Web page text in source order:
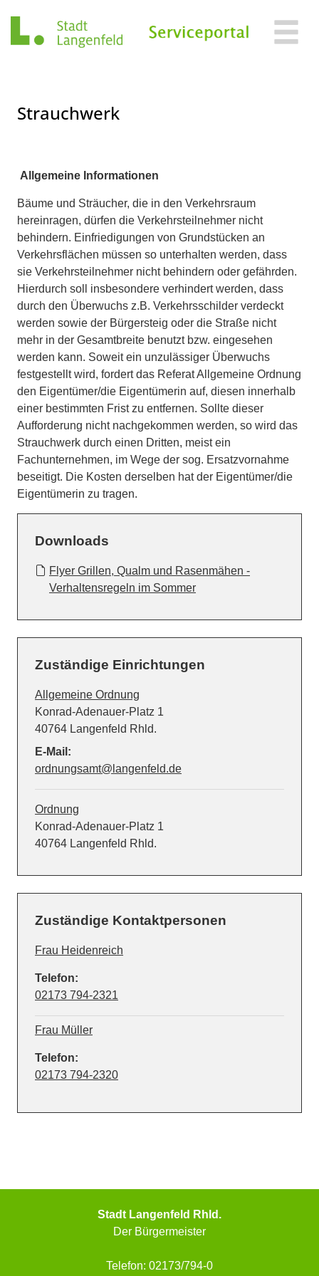
Strauchwerk
Beschreibung
Allgemeine Informationen
Bäume und Sträucher, die in den Verkehrsraum
hereinragen, dürfen die Verkehrsteilnehmer nicht
behindern. Einfriedigungen von Grundstücken an
Verkehrsflächen müssen so unterhalten werden, dass
sie Verkehrsteilnehmer nicht behindern oder gefährden.
Hierdurch soll insbesondere verhindert werden, dass
durch den Überwuchs z.B. Verkehrsschilder verdeckt
werden sowie der Bürgersteig oder die Straße nicht
mehr in der Gesamtbreite benutzt bzw. eingesehen
werden kann. Soweit ein unzulässiger Überwuchs
festgestellt wird, fordert das Referat Allgemeine Ordnung
den Eigentümer/die Eigentümerin auf, diesen innerhalb
einer bestimmten Frist zu entfernen. Sollte dieser
Aufforderung nicht nachgekommen werden, so wird das
Strauchwerk durch einen Dritten, meist ein
Fachunternehmen, im Wege der sog. Ersatzvornahme
beseitigt. Die Kosten derselben hat der Eigentümer/die
Eigentümerin zu tragen.
Downloads
Flyer Grillen, Qualm und Rasenmähen -
Verhaltensregeln im Sommer
Zuständige Einrichtungen
Allgemeine Ordnung
Straße:
Konrad-Adenauer-Platz Hausnummer:
1
PLZ:
40764 Ort:
Langenfeld Rhld.
E-Mail:
ordnungsamt@langenfeld.de
Ordnung
Straße:
Konrad-Adenauer-Platz Hausnummer:
1
PLZ:
40764 Ort:
Langenfeld Rhld.
Zuständige Kontaktpersonen
Frau Heidenreich
Telefon:
02173 794-2321
Frau Müller
Telefon:
02173 794-2320
Stadt Langenfeld Rhld.
Der Bürgermeister
Telefon: 02173/794-0